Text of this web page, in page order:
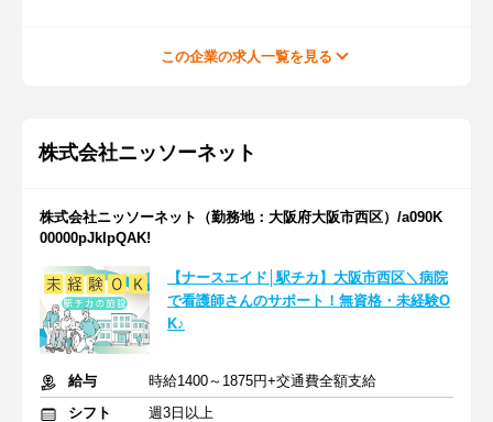
この企業の求人一覧を見る
株式会社ニッソーネット
株式会社ニッソーネット（勤務地：大阪府大阪市西区）/a090K
00000pJkIpQAK!
【ナースエイド│駅チカ】大阪市西区＼病院
で看護師さんのサポート！無資格・未経験O
K♪
給与
時給1400～1875円+交通費全額支給
シフト
週3日以上